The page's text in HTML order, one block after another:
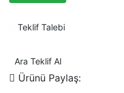
Teklif Talebi
Ara Teklif Al
Ürünü Paylaş: